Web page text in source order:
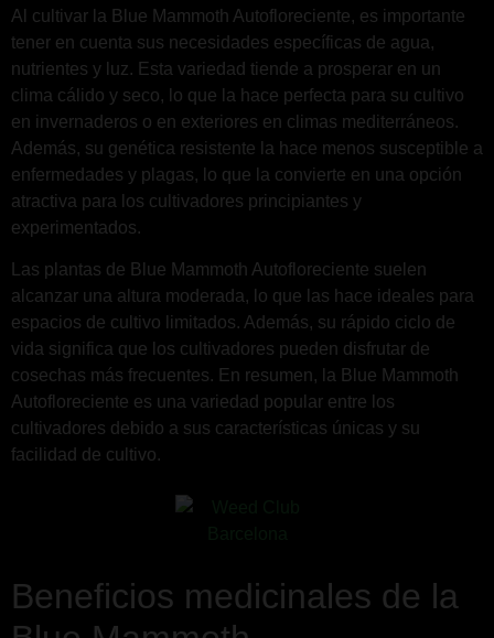
Al cultivar la Blue Mammoth Autofloreciente, es importante
tener en cuenta sus necesidades específicas de agua,
nutrientes y luz. Esta variedad tiende a prosperar en un
clima cálido y seco, lo que la hace perfecta para su cultivo
en invernaderos o en exteriores en climas mediterráneos.
Además, su genética resistente la hace menos susceptible a
enfermedades y plagas, lo que la convierte en una opción
atractiva para los cultivadores principiantes y
experimentados.
Las plantas de Blue Mammoth Autofloreciente suelen
alcanzar una altura moderada, lo que las hace ideales para
espacios de cultivo limitados. Además, su rápido ciclo de
vida significa que los cultivadores pueden disfrutar de
cosechas más frecuentes. En resumen, la Blue Mammoth
Autofloreciente es una variedad popular entre los
cultivadores debido a sus características únicas y su
facilidad de cultivo.
Beneficios medicinales de la